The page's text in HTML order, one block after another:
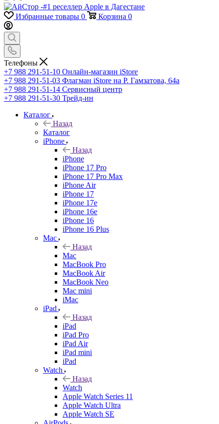
Избранные товары 0 Корзина 0
Телефоны
+7 988 291-51-10 Онлайн-магазин iStore
+7 988 291-51-03 Флагман iStore на Р. Гамзатова, 64а
+7 988 291-51-14 Сервисный центр
+7 988 291-51-30 Трейд-ин
Каталог
Назад
Каталог
iPhone
Назад
iPhone
iPhone 17 Pro
iPhone 17 Pro Max
iPhone Air
iPhone 17
iPhone 17e
iPhone 16e
iPhone 16
iPhone 16 Plus
Mac
Назад
Mac
MacBook Pro
MacBook Air
MacBook Neo
Mac mini
iMac
iPad
Назад
iPad
iPad Pro
iPad Air
iPad mini
iPad
Watch
Назад
Watch
Apple Watch Series 11
Apple Watch Ultra
Apple Watch SE